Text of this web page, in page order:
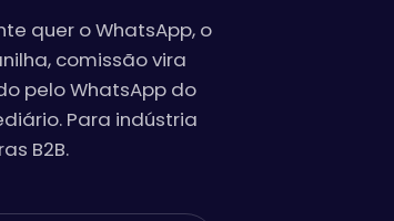
quer o WhatsApp, o
comissão vira
pelo WhatsApp do
Para indústria
B2B.